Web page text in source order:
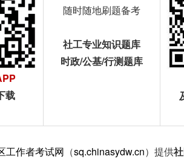
载
随时随地刷题备考
社工专业知识题库
时政/公基/行测题库
工作者考试网 （sq.chinasydw.cn）提供